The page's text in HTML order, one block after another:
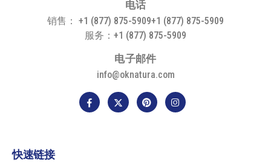
电话
销售： +1 (877) 875-5909+1 (877) 875-5909
服务：+1 (877) 875-5909
电子邮件
info@oknatura.com
快速链接